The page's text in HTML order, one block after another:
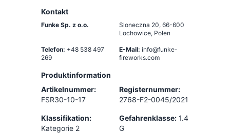
Kontakt
Funke Sp. z o.o. Sloneczna 20, 66-600
Lochowice, Polen
Telefon: +48 538 497
269
E-Mail: info@funke-
fireworks.com
Produktinformation
Artikelnummer:
FSR30-10-17
Registernummer:
2768-F2-0045/2021
Klassifikation:
Kategorie 2
Gefahrenklasse: 1.4
G